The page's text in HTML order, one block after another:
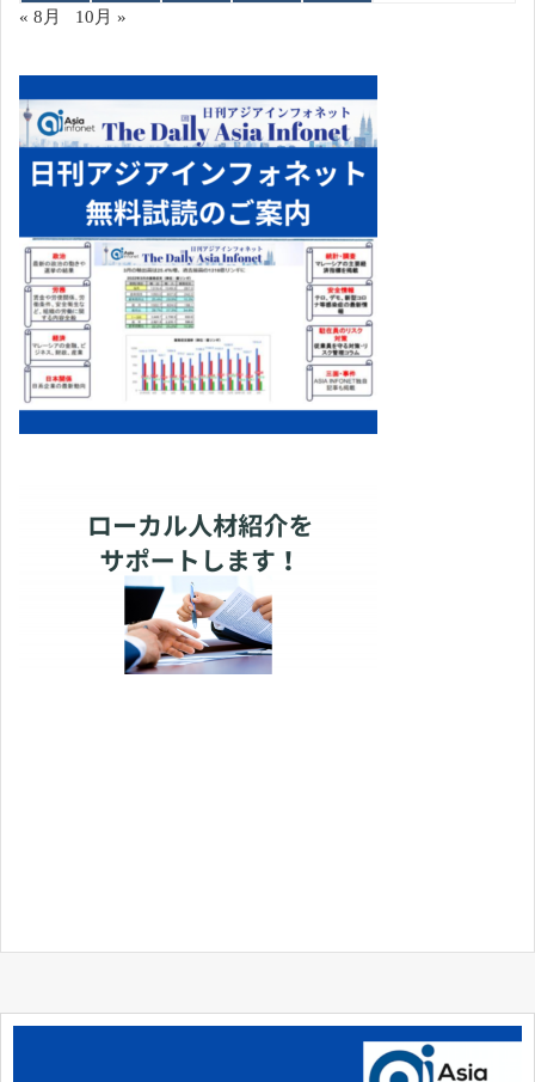
« 8月
10月 »